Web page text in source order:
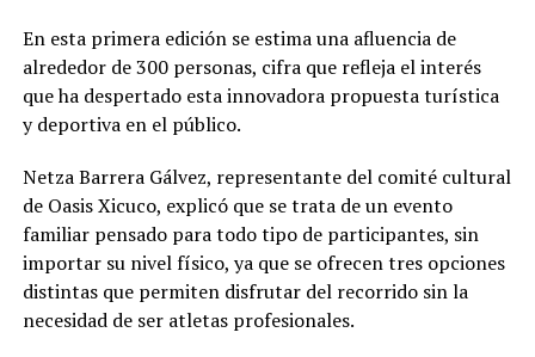
En esta primera edición se estima una afluencia de
alrededor de 300 personas, cifra que refleja el interés
que ha despertado esta innovadora propuesta turística
y deportiva en el público.
Netza Barrera Gálvez, representante del comité cultural
de Oasis Xicuco, explicó que se trata de un evento
familiar pensado para todo tipo de participantes, sin
importar su nivel físico, ya que se ofrecen tres opciones
distintas que permiten disfrutar del recorrido sin la
necesidad de ser atletas profesionales.